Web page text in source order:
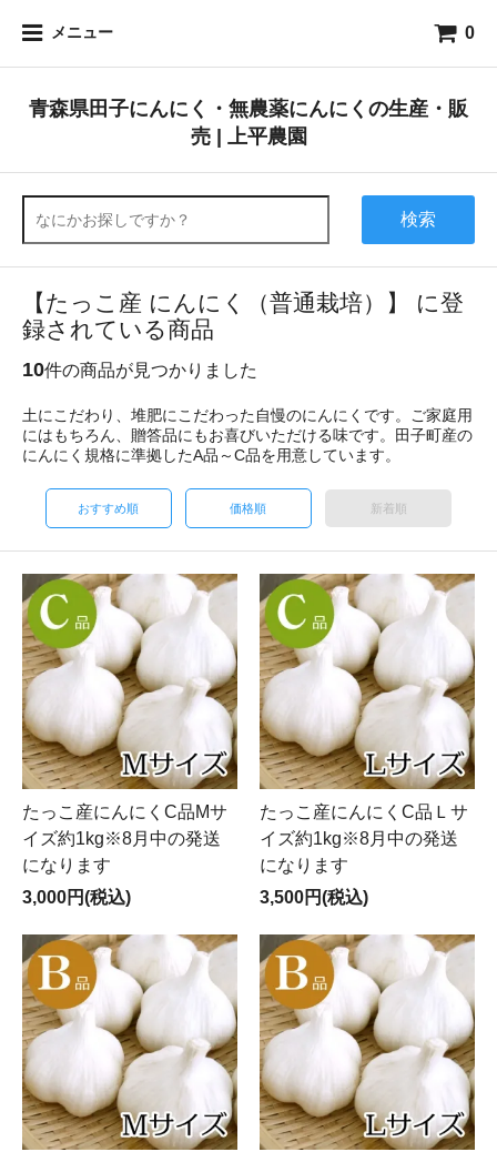
メニュー 0
青森県田子にんにく・無農薬にんにくの生産・販
売 | 上平農園
検索
【たっこ産 にんにく（普通栽培）】 に登
録されている商品
10件の商品が見つかりました
土にこだわり、堆肥にこだわった自慢のにんにくです。ご家庭用
にはもちろん、贈答品にもお喜びいただける味です。田子町産の
にんにく規格に準拠したA品～C品を用意しています。
おすすめ順 価格順 新着順
たっこ産にんにくC品Mサ
イズ約1kg※8月中の発送
になります
3,000円(税込)
たっこ産にんにくC品Ｌサ
イズ約1kg※8月中の発送
になります
3,500円(税込)